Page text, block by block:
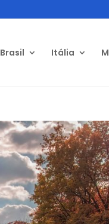
Brasil Itália